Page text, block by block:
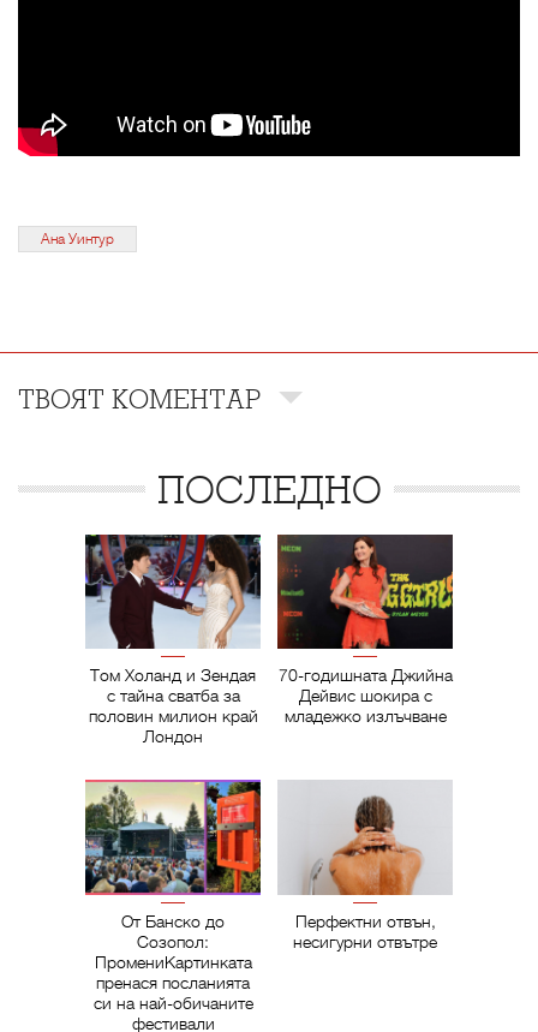
Ана Уинтур
ТВОЯТ КОМЕНТАР
ПОСЛЕДНО
Том Холанд и Зендая
с тайна сватба за
половин милион край
Лондон
70-годишната Джийна
Дейвис шокира с
младежко излъчване
От Банско до
Созопол:
ПромениКартинката
пренася посланията
си на най-обичаните
фестивали
Перфектни отвън,
несигурни отвътре